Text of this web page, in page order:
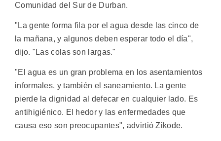
Comunidad del Sur de Durban.
"La gente forma fila por el agua desde las cinco de
la mañana, y algunos deben esperar todo el día",
dijo. "Las colas son largas."
"El agua es un gran problema en los asentamientos
informales, y también el saneamiento. La gente
pierde la dignidad al defecar en cualquier lado. Es
antihigiénico. El hedor y las enfermedades que
causa eso son preocupantes", advirtió Zikode.